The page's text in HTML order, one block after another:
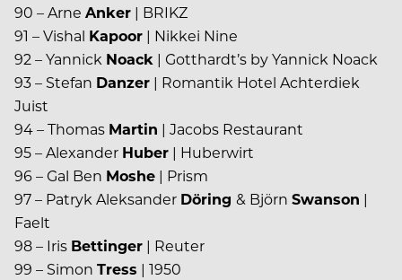
90 – Arne Anker | BRIKZ
91 – Vishal Kapoor | Nikkei Nine
92 – Yannick Noack | Gotthardt’s by Yannick Noack
93 – Stefan Danzer | Romantik Hotel Achterdiek
Juist
94 – Thomas Martin | Jacobs Restaurant
95 – Alexander Huber | Huberwirt
96 – Gal Ben Moshe | Prism
97 – Patryk Aleksander Döring & Björn Swanson |
Faelt
98 – Iris Bettinger | Reuter
99 – Simon Tress | 1950